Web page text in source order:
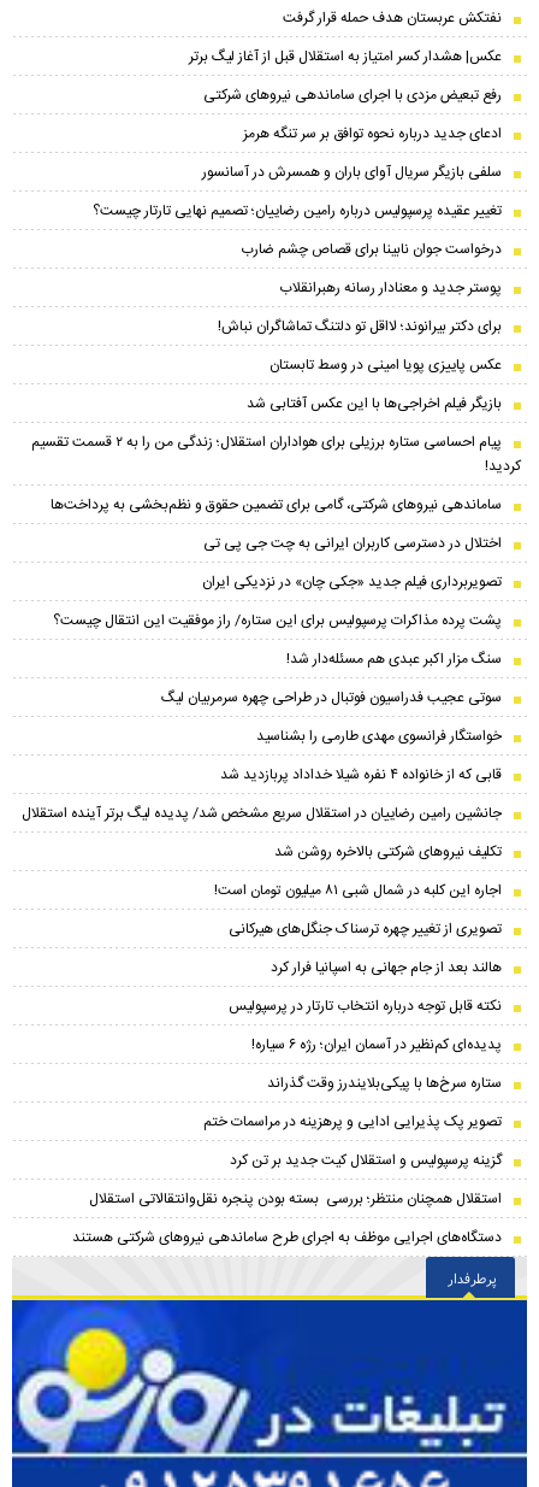
نفتکش عربستان هدف حمله قرار گرفت
عکس| هشدار کسر امتیاز به استقلال قبل از آغاز لیگ برتر
رفع تبعیض مزدی با اجرای ساماندهی نیروهای شرکتی
ادعای جدید درباره نحوه توافق بر سر تنگه هرمز
سلفی بازیگر سریال آوای باران و همسرش در آسانسور
تغییر عقیده پرسپولیس درباره رامین رضاییان؛ تصمیم نهایی تارتار چیست؟
درخواست جوان نابینا برای قصاص چشم ضارب
پوستر جدید و معنادار رسانه رهبرانقلاب
برای دکتر بیرانوند؛ لااقل تو دلتنگ تماشاگران نباش!
عکس پاییزی پویا امینی در وسط تابستان
بازیگر فیلم اخراجی‌ها با این عکس آفتابی شد
پیام احساسی ستاره برزیلی برای هواداران استقلال؛ زندگی من را به ۲ قسمت تقسیم
کردید!
ساماندهی نیروهای شرکتی، گامی برای تضمین حقوق و نظم‌بخشی به پرداخت‌ها
اختلال در دسترسی کاربران ایرانی به چت جی پی تی
تصویربرداری فیلم جدید «جکی چان» در نزدیکی ایران
پشت پرده مذاکرات پرسپولیس برای این ستاره/ راز موفقیت این انتقال چیست؟
سنگ مزار اکبر عبدی هم مسئله‌دار شد!
سوتی عجیب فدراسیون فوتبال در طراحی چهره سرمربیان لیگ
خواستگار فرانسوی مهدی طارمی را بشناسید
قابی که از خانواده ۴ نفره شیلا خداداد پربازدید شد
جانشین رامین رضاییان در استقلال سریع مشخص شد/ پدیده لیگ برتر آینده استقلال
تکلیف نیروهای شرکتی بالاخره روشن شد
اجاره این کلبه در شمال شبی ۸۱ میلیون تومان است!
تصویری از تغییر چهره ترسناک جنگل‌های هیرکانی
هالند بعد از جام جهانی به اسپانیا فرار کرد
نکته قابل توجه درباره انتخاب تارتار در پرسپولیس
پدیده‌ای کم‌نظیر در آسمان ایران؛ رژه ۶ سیاره!
ستاره سرخ‌ها با پیکی‌بلایندرز وقت گذراند
تصویر پک پذیرایی ادایی و پرهزینه در مراسمات ختم
گزینه پرسپولیس و استقلال کیت جدید بر تن کرد
استقلال همچنان منتظر؛ بررسی بسته بودن پنجره نقل‌وانتقالاتی استقلال
دستگاه‌های اجرایی موظف به اجرای طرح ساماندهی نیروهای شرکتی هستند
پرطرفدار